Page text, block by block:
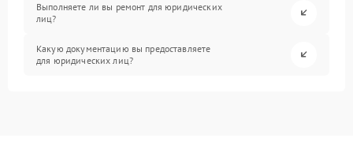
Выполняете ли вы ремонт для юридических
лиц?
Какую документацию вы предоставляете
для юридических лиц?